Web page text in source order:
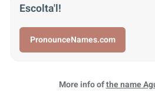
Escolta'l!
PronounceNames.com
More info ofthe name